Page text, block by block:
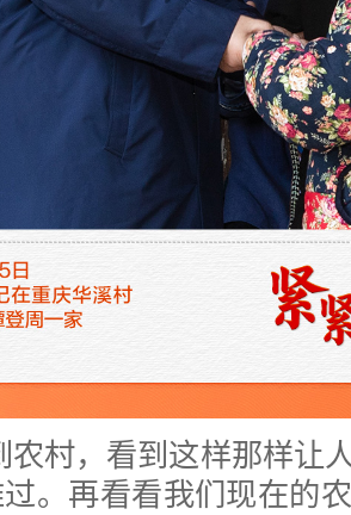
村，看到这样那样让
。再看看我们现在的